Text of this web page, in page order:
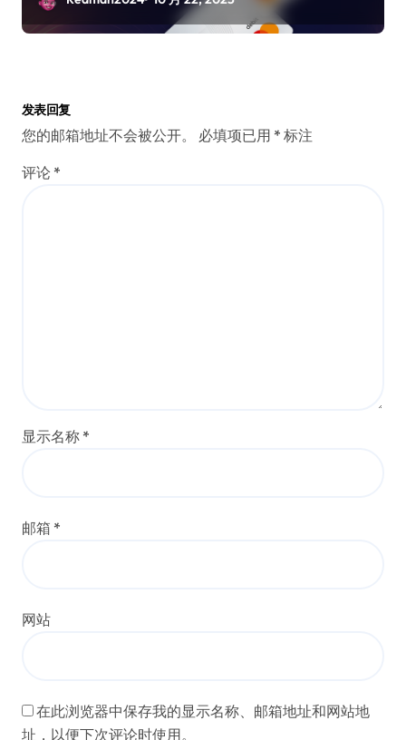
发表回复
您的邮箱地址不会被公开。 必填项已用 * 标注
评论 *
显示名称 *
邮箱 *
网站
在此浏览器中保存我的显示名称、邮箱地址和网站地
址，以便下次评论时使用。